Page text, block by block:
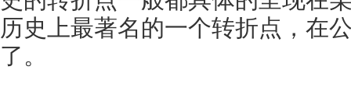
历史上最著名的一个转折点，在
了。